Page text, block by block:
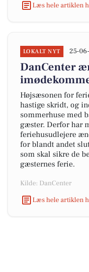
Læs hele artiklen
LOKALT NYT 25-
DanCenter
Højsæsonen for
hastige skridt, og
sommerhuse med
gæster. Derfor har
feriehusudlejere
for blandt andet
som skal sikre de
gæsternes ferie.
Kilde: DanCenter
Læs hele artiklen